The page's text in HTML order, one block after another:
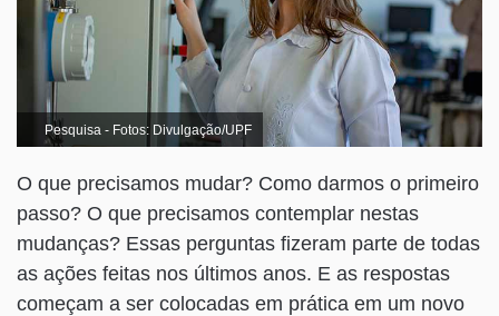
Pesquisa - Fotos: Divulgação/UPF
O que precisamos mudar? Como darmos o primeiro
passo? O que precisamos contemplar nestas
mudanças? Essas perguntas fizeram parte de todas
as ações feitas nos últimos anos. E as respostas
começam a ser colocadas em prática em um novo